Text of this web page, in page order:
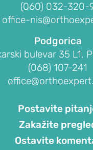
(060) 032-320-
office-
Podgorica
bulevar 35 L1,
(068) 107-241
Postavite
Zakažite
Ostavite